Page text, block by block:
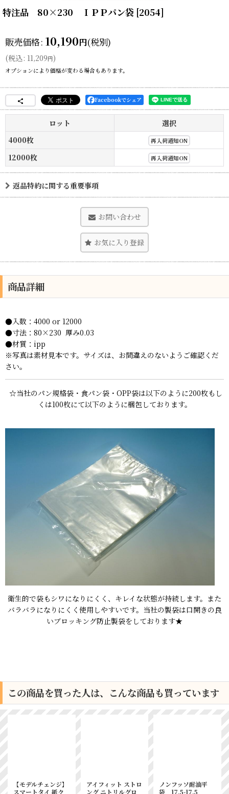
特注品 80×230 ＩＰＰパン袋 [2054]
販売価格: 10,190円(税別)
(税込: 11,209円)
オプションにより価格が変わる場合もあります。
Facebookでシェア
ロット
選択
4000枚
再入荷通知ON
12000枚 再入荷通知ON
返品特約に関する重要事項
お問い合わせ
お気に入り登録
商品詳細
●入数：4000 or 12000
●寸法：80×230 厚み0.03
●材質：ipp
※写真は素材見本です。サイズは、お間違えのないようご確認くだ
さい。
☆当社のパン規格袋・食パン袋・OPP袋は以下のように200枚もし
くは100枚にて以下のように梱包しております。
衛生的で袋もシワになりにくく、キレイな状態が持続します。また
バラバラになりにくく使用しやすいです。当社の製袋は口開きの良
いブロッキング防止製袋をしております★
この商品を買った人は、こんな商品も買っています
【モデルチェンジ】
スマートタイ 紙ク
アイフィット ストロ
ング ニトリルグロ
ノンフッソ耐油平
袋 17.5-17.5